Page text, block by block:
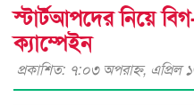
স্টার্টআপদের নিয়ে
ক্যাম্পেইন
প্রকাশিত: ৭:০৩ অপরাহ্ণ, এপ্রিল